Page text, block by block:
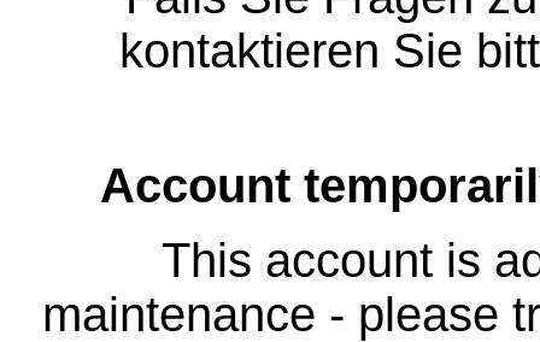
kontaktieren Sie
Account
This account is
maintenance - please